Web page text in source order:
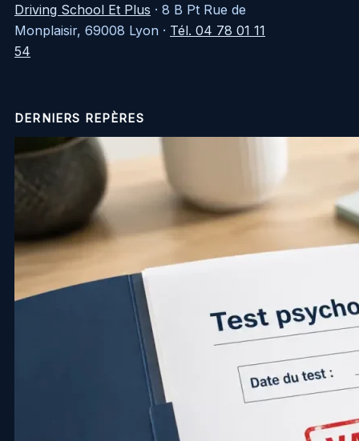
Driving School Et Plus · 8 B Pt Rue de
Monplaisir, 69008 Lyon · Tél. 04 78 01 11
54
DERNIERS REPÈRES